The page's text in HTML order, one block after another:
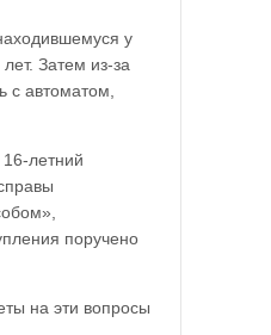
у
Затем из-за
с автоматом,
летний
поручено
на эти вопросы